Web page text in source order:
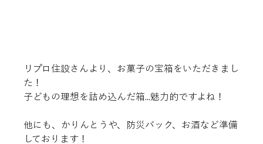
リプロ住設さんより、お菓子の宝箱をいただきまし
た！
子どもの理想を詰め込んだ箱...魅力的ですよね！
他にも、かりんとうや、防災バック、お酒など準備
しております！